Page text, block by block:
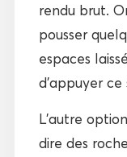
rendu brut.
pousser
espaces
d’appuyer
L’autre
dire des